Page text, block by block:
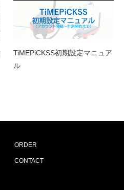
TiMEPiCKSS初期設定マニュア
ル
ORDER
CONTACT